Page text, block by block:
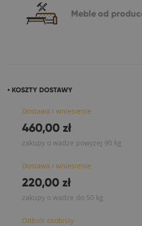
Meble od
• KOSZTY DOSTAWY
Dostawa i wniesienie
460,00 zł
zakupy o wadze powyżej 90 kg
Dostawa i wniesienie
220,00 zł
zakupy o wadze do 50 kg
Odbiór osobisty